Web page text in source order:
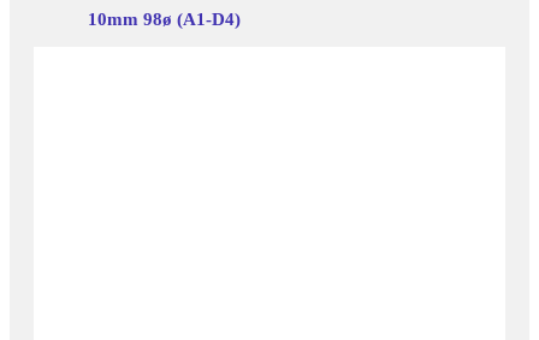
10mm 98ø (A1-D4)